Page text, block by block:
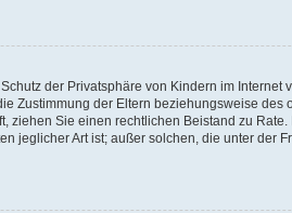
der Privatsphäre von Kindern im
der Eltern beziehungsweise
Sie einen rechtlichen Beistand zu
Art ist; außer solchen, die unter der